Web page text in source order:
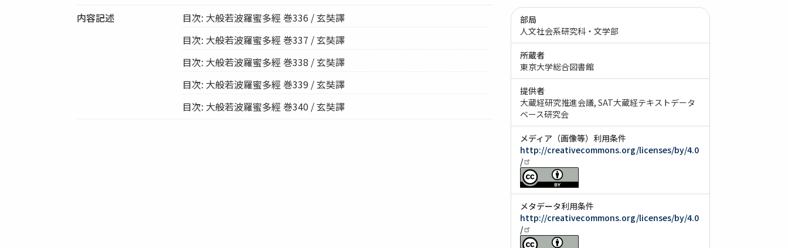
内容記述
目次: 大般若波羅蜜多經 巻336 / 玄奘譯
目次: 大般若波羅蜜多經 巻337 / 玄奘譯
目次: 大般若波羅蜜多經 巻338 / 玄奘譯
目次: 大般若波羅蜜多經 巻339 / 玄奘譯
目次: 大般若波羅蜜多經 巻340 / 玄奘譯
部局
人文社会系研究科・文学部
所蔵者
東京大学総合図書館
提供者
大蔵経研究推進会議 SAT大蔵経テキストデータ
ベース研究会
メディア（画像等）利用条件
http://creativecommons.org/licenses/by/4.0
/
メタデータ利用条件
http://creativecommons.org/licenses/by/4.0
/